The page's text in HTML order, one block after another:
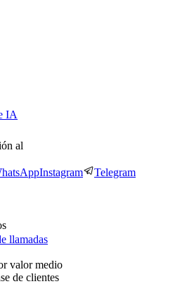
IA
al
Instagram Telegram
llamadas
valor medio
de clientes